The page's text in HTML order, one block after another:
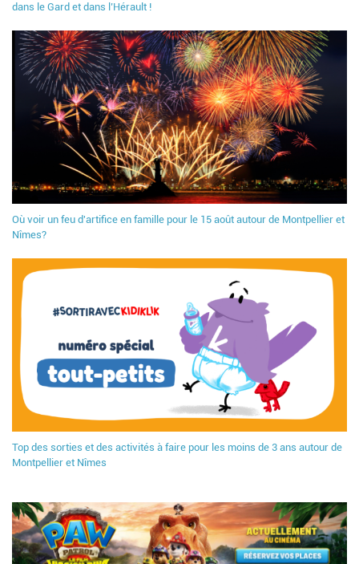
dans le Gard et dans l’Hérault !
Où voir un feu d'artifice en famille pour le 15 août autour de Montpellier et
Nîmes?
Top des sorties et des activités à faire pour les moins de 3 ans autour de
Montpellier et Nîmes